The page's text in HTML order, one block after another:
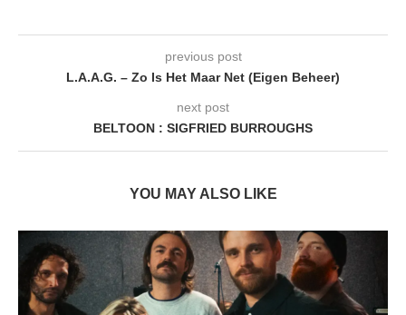
previous post
L.A.A.G. – Zo Is Het Maar Net (Eigen Beheer)
next post
BELTOON : SIGFRIED BURROUGHS
YOU MAY ALSO LIKE